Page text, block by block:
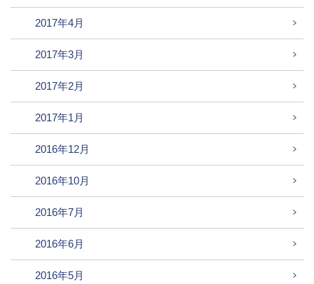
2017年4月
2017年3月
2017年2月
2017年1月
2016年12月
2016年10月
2016年7月
2016年6月
2016年5月